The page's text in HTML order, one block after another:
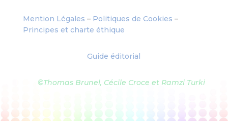
Mention Légales – Politiques de Cookies –
Principes et charte éthique
Guide éditorial
©Thomas Brunel, Cécile Croce et Ramzi Turki